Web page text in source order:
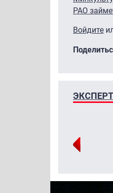
РАО
Войдите